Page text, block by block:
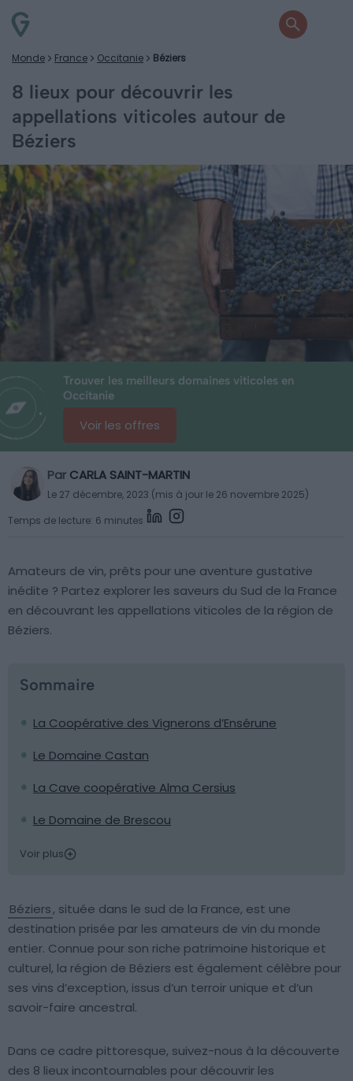
Monde France Occitanie Béziers
8 lieux pour découvrir les
appellations viticoles autour de
Béziers
Trouver les meilleurs domaines viticoles en
Occitanie
Voir les offres
Par CARLA SAINT-MARTIN
Le 27 décembre, 2023 (mis à jour le 26 novembre 2025)
Temps de lecture: 6 minutes
Amateurs de vin, prêts pour une aventure gustative
inédite ? Partez explorer les saveurs du Sud de la France
en découvrant les appellations viticoles de la région de
Béziers.
Sommaire
La Coopérative des Vignerons d’Ensérune
Le Domaine Castan
La Cave coopérative Alma Cersius
Le Domaine de Brescou
Voir plus
Béziers, située dans le sud de la France, est une
destination prisée par les amateurs de vin du monde
entier. Connue pour son riche patrimoine historique et
culturel, la région de Béziers est également célèbre pour
ses vins d’exception, issus d’un terroir unique et d’un
savoir-faire ancestral.
Dans ce cadre pittoresque, suivez-nous à la découverte
des 8 lieux incontournables pour découvrir les